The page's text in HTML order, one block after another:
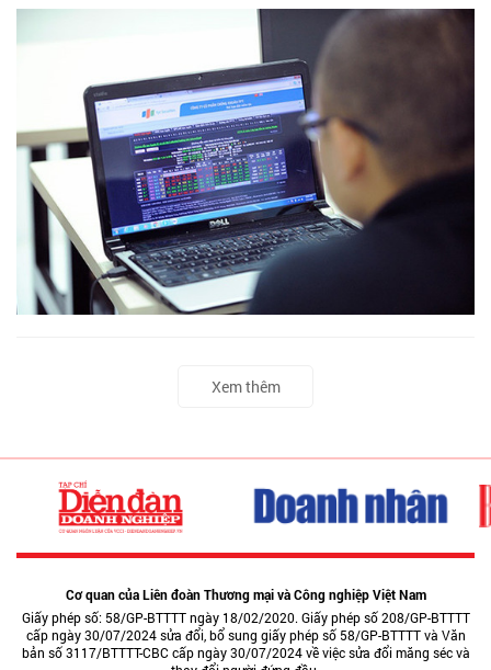
Xem thêm
Cơ quan của Liên đoàn Thương mại và Công nghiệp Việt Nam
Giấy phép số: 58/GP-BTTTT ngày 18/02/2020. Giấy phép số 208/GP-BTTTT
cấp ngày 30/07/2024 sửa đổi, bổ sung giấy phép số 58/GP-BTTTT và Văn
bản số 3117/BTTTT-CBC cấp ngày 30/07/2024 về việc sửa đổi măng séc và